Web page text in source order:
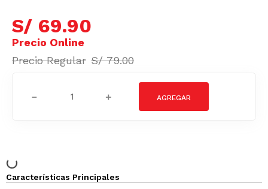
S/ 69.90
S/ 79.00
＋
－
Características Principales